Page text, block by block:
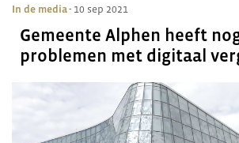
In de media- 10 sep 2021
Gemeente Alphen heeft
problemen met digitaal